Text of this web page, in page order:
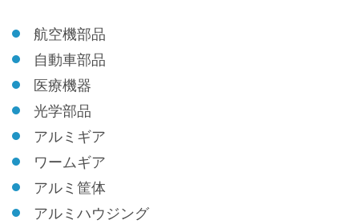
航空機部品
自動車部品
医療機器
光学部品
アルミギア
ワームギア
アルミ筐体
アルミハウジング